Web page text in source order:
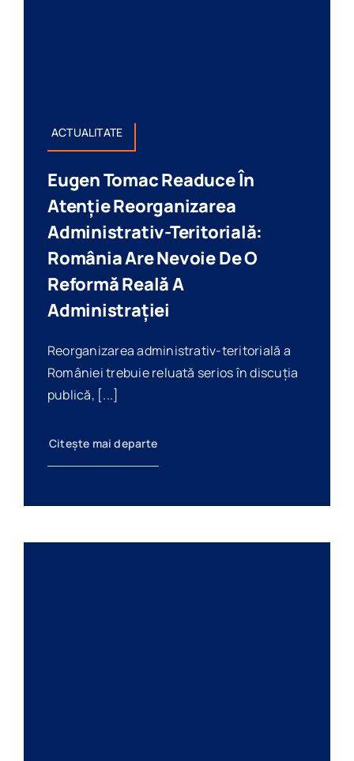
ACTUALITATE
Eugen Tomac Readuce În
Atenție Reorganizarea
Administrativ-Teritorială:
România Are Nevoie De O
Reformă Reală A
Administrației
Reorganizarea administrativ-teritorială a
României trebuie reluată serios în discuția
publică, [...]
Citește mai departe